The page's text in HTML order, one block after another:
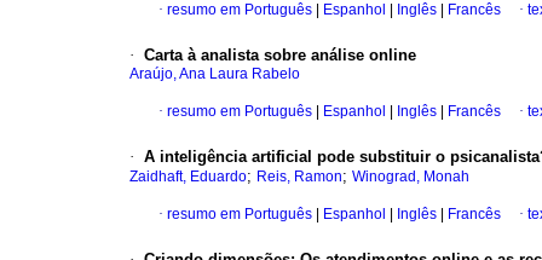
· resumo em Português Espanhol Inglês Francês ·
· Carta à analista sobre análise online
Araújo, Ana Laura Rabelo
· resumo em Português Espanhol Inglês Francês ·
· A inteligência artificial pode substituir o
Zaidhaft, Eduardo; Reis, Ramon; Winograd, Monah
· resumo em Português Espanhol Inglês Francês ·